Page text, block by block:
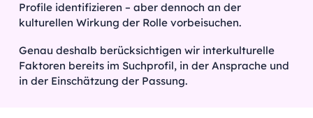
Profile identifizieren – aber dennoch an der
kulturellen Wirkung der Rolle vorbeisuchen.
Genau deshalb berücksichtigen wir interkulturelle
Faktoren bereits im Suchprofil, in der Ansprache und
in der Einschätzung der Passung.